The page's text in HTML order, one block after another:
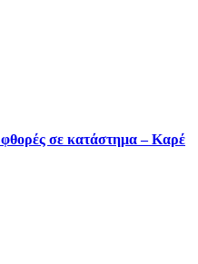
σε κατάστημα – Καρέ